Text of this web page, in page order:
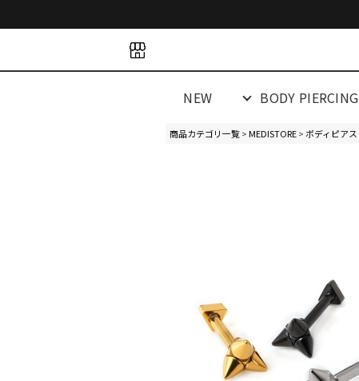
NEW BODY PIERCING
商品カテゴリ一覧>MEDISTORE> ボディピアス